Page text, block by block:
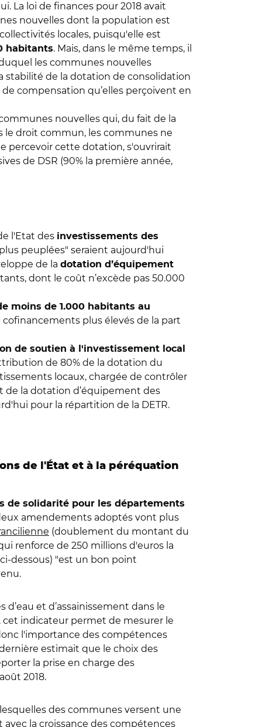
La loi de finances pour 2018 avait
nouvelles dont la population est
locales, puisqu'elle est
habitants. Mais, dans le même temps, il
les communes nouvelles
stabilité de la dotation de consolidation
compensation qu’elles perçoivent en
nouvelles qui, du fait de la
le droit commun, les communes ne
percevoir cette dotation, s'ouvrirait
de DSR (90% la première année,
l'Etat des investissements des
peuplées" seraient aujourd'hui
de la dotation d’équipement
dont le coût n’excède pas 50.000
moins de 1.000 habitants au
plus élevés de la part
de soutien à l'investissement local
de 80% de la dotation du
locaux, chargée de contrôler
de la dotation d’équipement des
pour la répartition de la DETR.
de l'État et à la péréquation
de solidarité pour les départements
amendements adoptés vont plus
(doublement du montant du
renforce de 250 millions d'euros la
dessous) "est un bon point
et d’assainissement dans le
cet indicateur permet de mesurer le
l'importance des compétences
estimait que le choix des
la prise en charge des
2018.
des communes versent une
la croissance des compétences